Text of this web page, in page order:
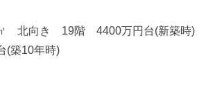
北向き 19階 4400万円台(新築時)
10年時)